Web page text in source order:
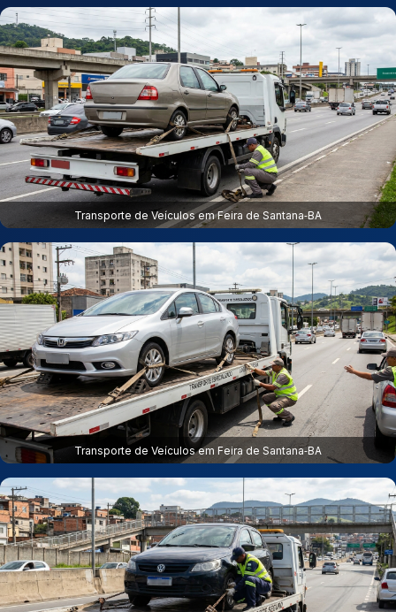
Transporte de Veículos em Feira de Santana‑BA
Transporte de Veículos em Feira de Santana‑BA